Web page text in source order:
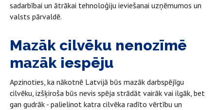
sadarbībai un ātrākai tehnoloģiju ieviešanai uzņēmumos un
valsts pārvaldē.
Mazāk cilvēku nenozīmē
mazāk iespēju
Apzinoties, ka nākotnē Latvijā būs mazāk darbspējīgu
cilvēku, izšķiroša būs nevis spēja strādāt vairāk vai ilgāk, bet
gan gudrāk - palielinot katra cilvēka radīto vērtību un